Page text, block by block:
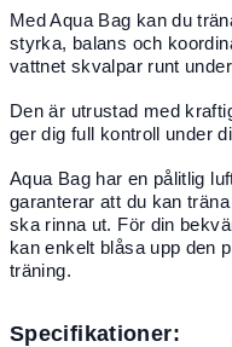
Med Aqua Bag kan du
styrka, balans och
vattnet skvalpar runt
Den är utrustad med
ger dig full kontroll under
Aqua Bag har en pålitlig
garanterar att du kan
ska rinna ut. För din
kan enkelt blåsa upp den
träning.
Specifikationer: